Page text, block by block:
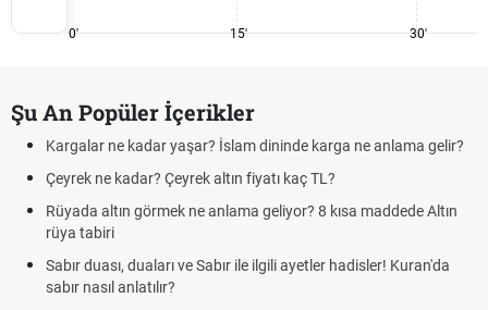
0' 15' 30'
Şu An Popüler İçerikler
Kargalar ne kadar yaşar? İslam dininde karga ne anlama gelir?
Çeyrek ne kadar? Çeyrek altın fiyatı kaç TL?
Rüyada altın görmek ne anlama geliyor? 8 kısa maddede Altın
rüya tabiri
Sabır duası, duaları ve Sabır ile ilgili ayetler hadisler! Kuran'da
sabır nasıl anlatılır?